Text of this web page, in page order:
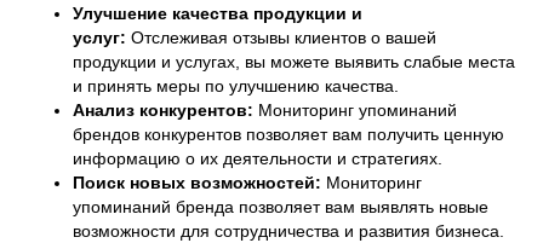
Улучшение качества продукции и
услуг: Отслеживая отзывы клиентов о вашей
продукции и услугах, вы можете выявить слабые места
и принять меры по улучшению качества.
Анализ конкурентов: Мониторинг упоминаний
брендов конкурентов позволяет вам получить ценную
информацию о их деятельности и стратегиях.
Поиск новых возможностей: Мониторинг
упоминаний бренда позволяет вам выявлять новые
возможности для сотрудничества и развития бизнеса.